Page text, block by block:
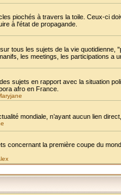
piochés à travers la toile. Ceux-ci
à l'état de propagande.
tous les sujets de la vie
les meetings, les participations a
sujets en rapport avec la situation
afro en France.
mondiale, n’ayant aucun lien
concernant la première coupe du